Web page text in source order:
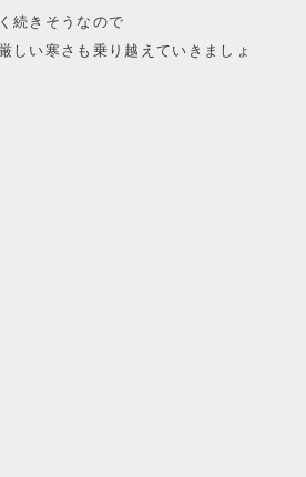
続きそうなので
しい寒さも乗り越えていきましょ